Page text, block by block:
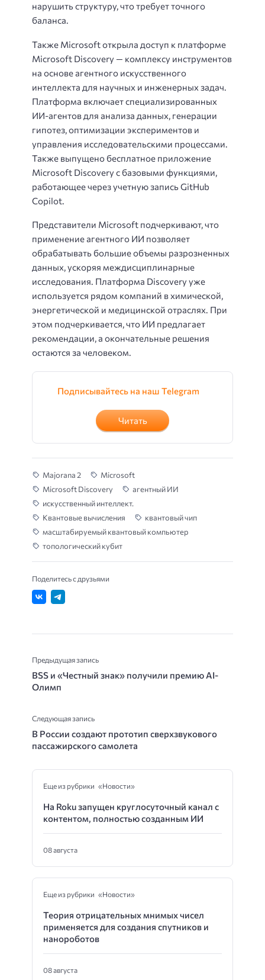
нарушить структуру, что требует точного
баланса.
Также Microsoft открыла доступ к платформе
Microsoft Discovery — комплексу инструментов
на основе агентного искусственного
интеллекта для научных и инженерных задач.
Платформа включает специализированных
ИИ-агентов для анализа данных, генерации
гипотез, оптимизации экспериментов и
управления исследовательскими процессами.
Также выпущено бесплатное приложение
Microsoft Discovery с базовыми функциями,
работающее через учетную запись GitHub
Copilot.
Представители Microsoft подчеркивают, что
применение агентного ИИ позволяет
обрабатывать большие объемы разрозненных
данных, ускоряя междисциплинарные
исследования. Платформа Discovery уже
используется рядом компаний в химической,
энергетической и медицинской отраслях. При
этом подчеркивается, что ИИ предлагает
рекомендации, а окончательные решения
остаются за человеком.
Подписывайтесь на наш Telegram
Читать
Majorana 2
Microsoft
Microsoft Discovery
агентный ИИ
искусственный интеллект.
Квантовые вычисления
квантовый чип
масштабируемый квантовый компьютер
топологический кубит
Поделитесь с друзьями
Предыдущая запись
BSS и «Честный знак» получили премию AI-
Олимп
Следующая запись
В России создают прототип сверхзвукового
пассажирского самолета
Еще из рубрики «Новости»
На Roku запущен круглосуточный канал с
контентом, полностью созданным ИИ
08 августа
Еще из рубрики «Новости»
Теория отрицательных мнимых чисел
применяется для создания спутников и
нанороботов
08 августа